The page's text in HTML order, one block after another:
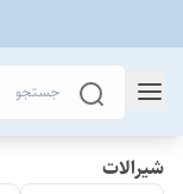
شیرالات